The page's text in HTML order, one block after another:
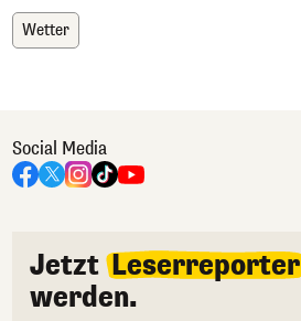
Wetter
Social Media
Jetzt Leserreporter
werden.